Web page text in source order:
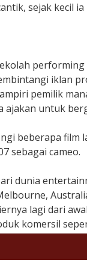
sejak kecil
iklan
pemilik
ajakan untuk
beberapa film
sebagai cameo.
dunia
lagi dari
komersil